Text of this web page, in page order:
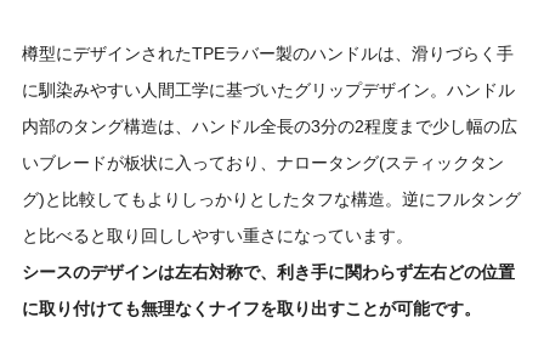
樽型にデザインされたTPEラバー製のハンドルは、滑りづらく手
に馴染みやすい人間工学に基づいたグリップデザイン。ハンドル
内部のタング構造は、ハンドル全長の3分の2程度まで少し幅の広
いブレードが板状に入っており、ナロータング(スティックタン
グ)と比較してもよりしっかりとしたタフな構造。逆にフルタング
と比べると取り回ししやすい重さになっています。
シースのデザインは左右対称で、利き手に関わらず左右どの位置
に取り付けても無理なくナイフを取り出すことが可能です。